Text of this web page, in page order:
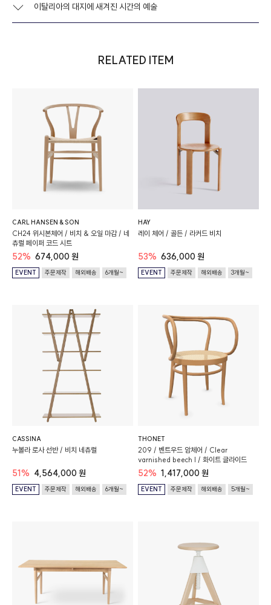
이탈리아의 대지에 새겨진 시간의 예술
RELATED ITEM
CARL HANSEN & SON
CH24 위시본체어 / 비치 & 오일 마감 / 네
츄럴 페이퍼 코드 시트
52% 674,000 원
EVENT 주문제작 해외배송 6개월~
HAY
레이 체어 / 골든 / 라커드 비치
53% 636,000 원
EVENT 주문제작 해외배송 3개월~
CASSINA
누볼라 로사 선반 / 비치 네츄럴
51% 4,564,000 원
EVENT 주문제작 해외배송 6개월~
THONET
209 / 벤트우드 암체어 / Clear
varnished beech I / 화이트 글라이드
52% 1,417,000 원
EVENT 주문제작 해외배송 5개월~